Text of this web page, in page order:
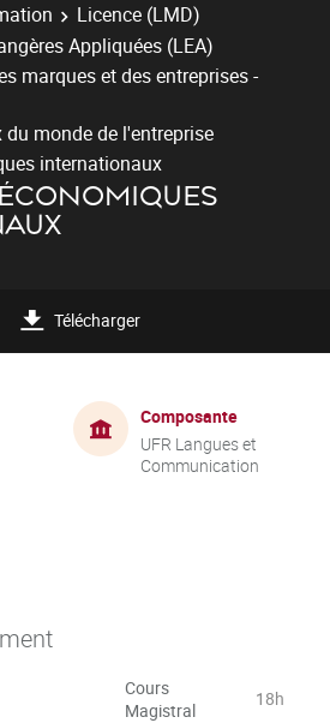
Licence (LMD)
Appliquées (LEA)
marques et des entreprises -
du monde de l'entreprise
internationaux
Télécharger
Composante
UFR Langues et
Communication
Cours
Magistral
18h